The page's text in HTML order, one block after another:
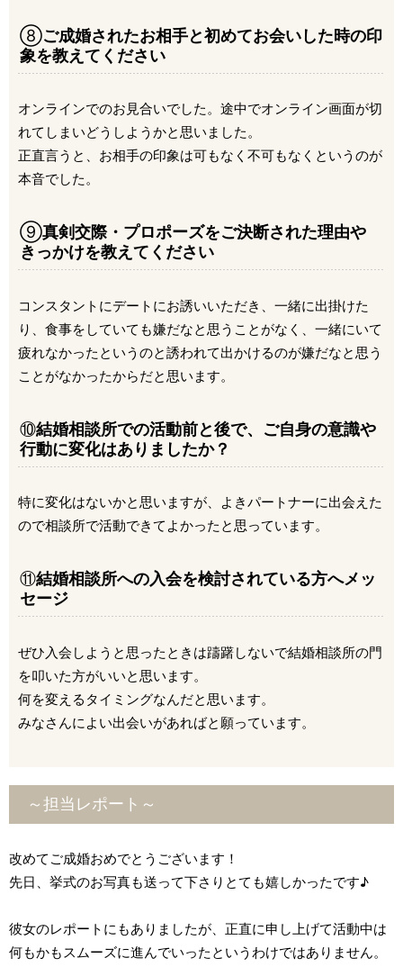
⑧ご成婚されたお相手と初めてお会いした時の印
象を教えてください
オンラインでのお見合いでした。途中でオンライン画面が切
れてしまいどうしようかと思いました。
正直言うと、お相手の印象は可もなく不可もなくというのが
本音でした。
⑨真剣交際・プロポーズをご決断された理由や
きっかけを教えてください
コンスタントにデートにお誘いいただき、一緒に出掛けた
り、食事をしていても嫌だなと思うことがなく、一緒にいて
疲れなかったというのと誘われて出かけるのが嫌だなと思う
ことがなかったからだと思います。
⑩結婚相談所での活動前と後で、ご自身の意識や
行動に変化はありましたか？
特に変化はないかと思いますが、よきパートナーに出会えた
ので相談所で活動できてよかったと思っています。
⑪結婚相談所への入会を検討されている方へメッ
セージ
ぜひ入会しようと思ったときは躊躇しないで結婚相談所の門
を叩いた方がいいと思います。
何を変えるタイミングなんだと思います。
みなさんによい出会いがあればと願っています。
～担当レポート～
改めてご成婚おめでとうございます！
先日、挙式のお写真も送って下さりとても嬉しかったです♪
彼女のレポートにもありましたが、正直に申し上げて活動中は
何もかもスムーズに進んでいったというわけではありません。